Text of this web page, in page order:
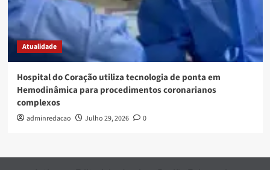
Atualidade
Hospital do Coração utiliza tecnologia de ponta em
Hemodinâmica para procedimentos coronarianos
complexos
adminredacao Julho 29, 2026 0